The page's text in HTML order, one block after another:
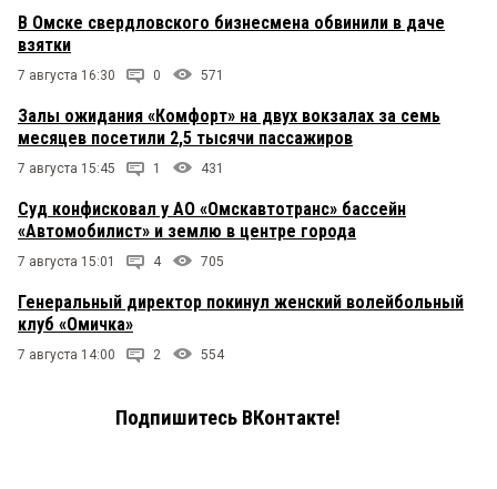
В Омске свердловского бизнесмена обвинили в даче
взятки
7 августа 16:30 0 571
Залы ожидания «Комфорт» на двух вокзалах за семь
месяцев посетили 2,5 тысячи пассажиров
7 августа 15:45 1 431
Суд конфисковал у АО «Омскавтотранс» бассейн
«Автомобилист» и землю в центре города
7 августа 15:01 4 705
Генеральный директор покинул женский волейбольный
клуб «Омичка»
7 августа 14:00 2 554
Подпишитесь ВКонтакте!